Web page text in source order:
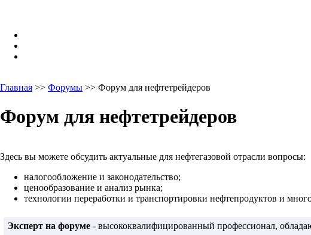
Главная >> Форумы >> Форум для нефтетрейдеров
Форум для нефтетрейдеров
Здесь вы можете обсудить актуальные для нефтегазовой отрасли вопросы:
налогообложение и законодательство;
ценообразование и анализ рынка;
технологии переработки и транспортировки нефтепродуктов и
Эксперт на форуме - высококвалифицированный профессионал,